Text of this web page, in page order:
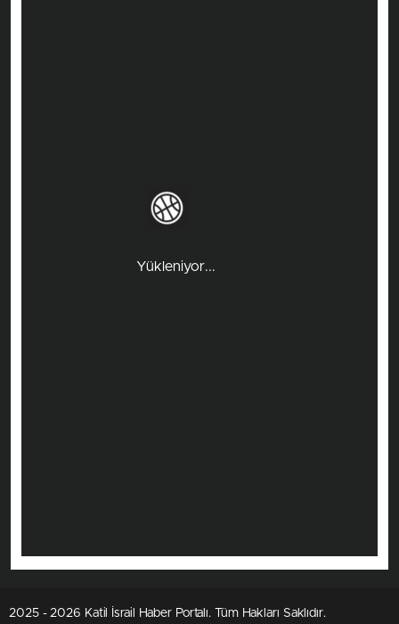
Yükleniyor...
2025 - 2026 Katil İsrail Haber Portalı. Tüm Hakları Saklıdır.